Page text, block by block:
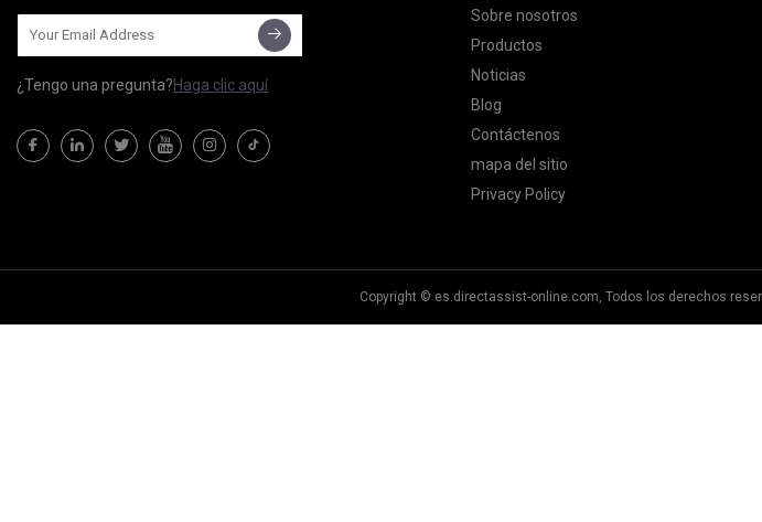
¿Tengo una pregunta?Haga clic aquí
Sobre nosotros
Productos
Noticias
Blog
Contáctenos
mapa del sitio
Privacy Policy
Copyright © es.directassist-online.com, Todos los derechos